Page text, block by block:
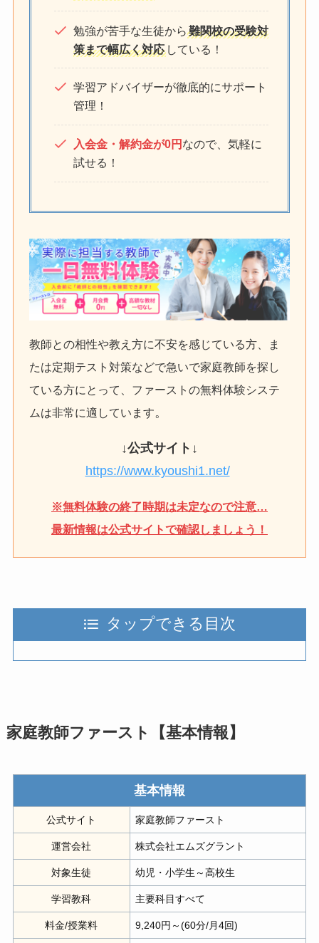
勉強が苦手な生徒から難関校の受験対
策まで幅広く対応 している！
学習アドバイザーが徹底的にサポート
管理！
入会金・解約金が0円 なので、気軽に
試せる！
教師との相性や教え方に不安を感じている方、ま
たは定期テスト対策などで急いで家庭教師を探し
ている方にとって、ファーストの無料体験システ
ムは非常に適しています。
↓公式サイト ↓
https://www.kyoushi1.net/
※無料体験の終了時期は未定なので注意…
最新情報は公式サイトで確認しましょう！
タップできる目次
家庭教師ファースト【基本情報】
基本情報
公式サイト 家庭教師ファースト
運営会社 株式会社エムズグラント
対象生徒 幼児・小学生～高校生
学習教科 主要科目すべて
料金/授業料 9,240円～(60分/月4回)